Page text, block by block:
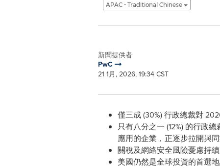
APAC - Traditional Chinese
新聞提供者
PwC
21 1月, 2026, 19:34 CST
僅三成 (30%) 行政總裁對
只有八分之一 (12%) 的行政
應用的企業，正逐步拉開與
關稅及網絡安全風險憂慮持
美國仍然是全球投資的首選